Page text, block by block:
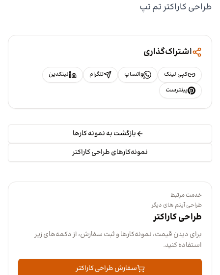
طراحی کاراکتر تم تپ
اشتراک‌گذاری
کپی لینک واتساپ تلگرام
لینکدین
پینترست
بازگشت به نمونه کارها
نمونه‌کارهای طراحی کاراکتر
خدمت مرتبط
طراحی آیتم های دیگر
طراحی کاراکتر
برای دیدن قیمت، نمونه‌کارها و ثبت سفارش، از دکمه‌های زیر
استفاده کنید.
سفارش طراحی کاراکتر